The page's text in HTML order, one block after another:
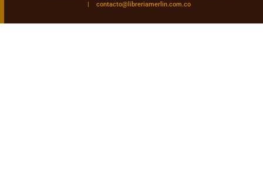
|contacto@libreriamerlin.com.co